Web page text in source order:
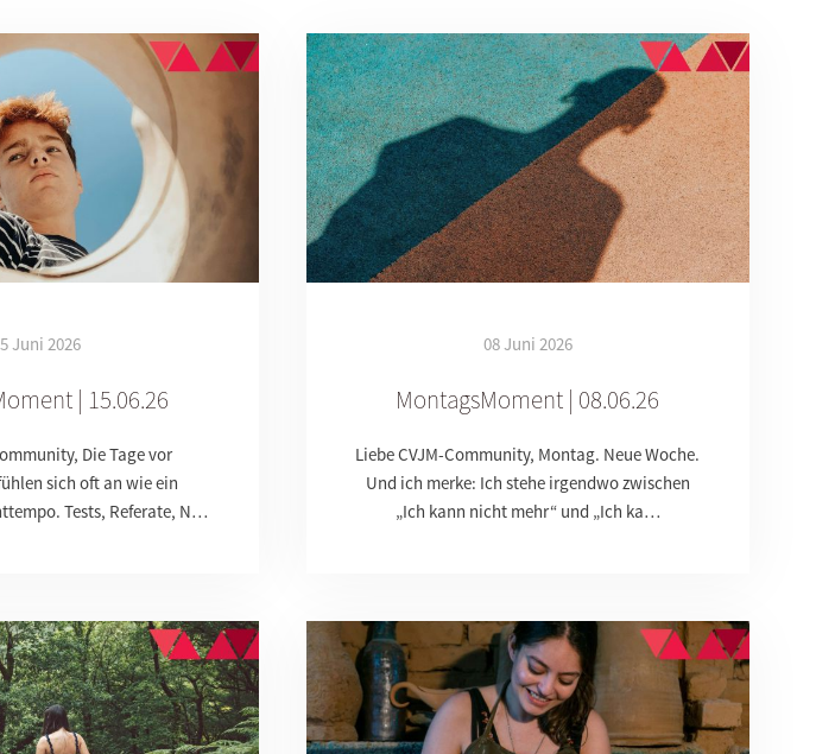
Juni 2026
| 15.06.26
Die Tage vor
sich oft an wie ein
Tests, Referate, N…
08 Juni 2026
MontagsMoment | 08.06.26
Liebe CVJM-Community, Montag. Neue Woche.
Und ich merke: Ich stehe irgendwo zwischen
„Ich kann nicht mehr“ und „Ich ka…